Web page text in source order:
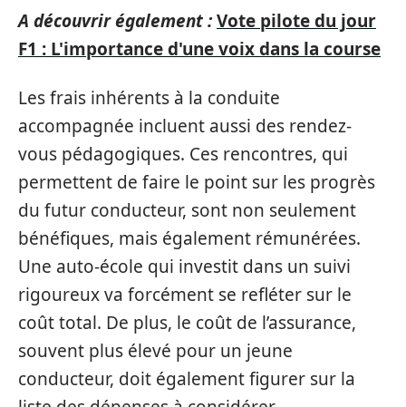
A découvrir également :Vote pilote du jour
F1 : L'importance d'une voix dans la course
Les frais inhérents à la conduite
accompagnée incluent aussi des rendez-
vous pédagogiques. Ces rencontres, qui
permettent de faire le point sur les progrès
du futur conducteur, sont non seulement
bénéfiques, mais également rémunérées.
Une auto-école qui investit dans un suivi
rigoureux va forcément se refléter sur le
coût total. De plus, le coût de l’assurance,
souvent plus élevé pour un jeune
conducteur, doit également figurer sur la